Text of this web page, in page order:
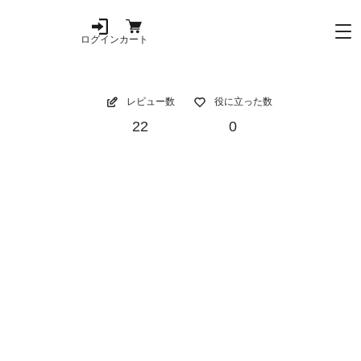
ログインカート
レビュー数
22
役に立った数
0